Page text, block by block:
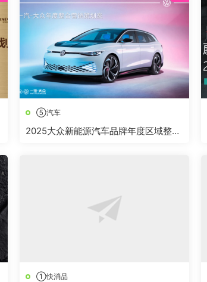
⑤汽车
2025大众新能源汽车品牌年度区域整合
①快消品